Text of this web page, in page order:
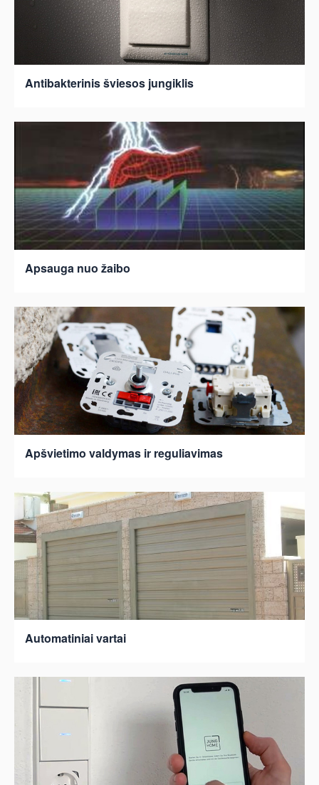
Antibakterinis šviesos jungiklis
Apsauga nuo žaibo
Apšvietimo valdymas ir reguliavimas
Automatiniai vartai